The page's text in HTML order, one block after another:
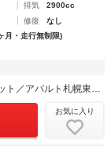
排気
2900cc
修復
なし
月・走行無制限)
アルファロメオ札幌東 フィアット／アバルト札幌東／ＭＩＤ．α ＧＲＯＵＰ
お気に入り